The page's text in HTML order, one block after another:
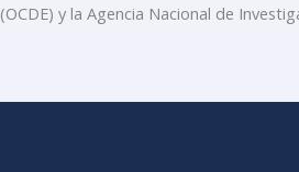
(OCDE) y la Agencia Nacional de